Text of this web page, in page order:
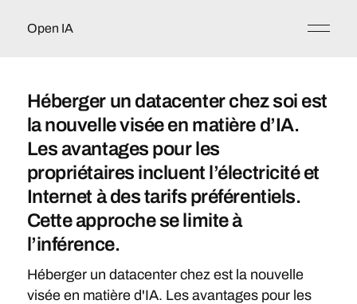
Open IA
Héberger un datacenter chez soi est
la nouvelle visée en matière d’IA.
Les avantages pour les
propriétaires incluent l’électricité et
Internet à des tarifs préférentiels.
Cette approche se limite à
l’inférence.
Héberger un datacenter chez est la nouvelle
visée en matière d'IA. Les avantages pour les